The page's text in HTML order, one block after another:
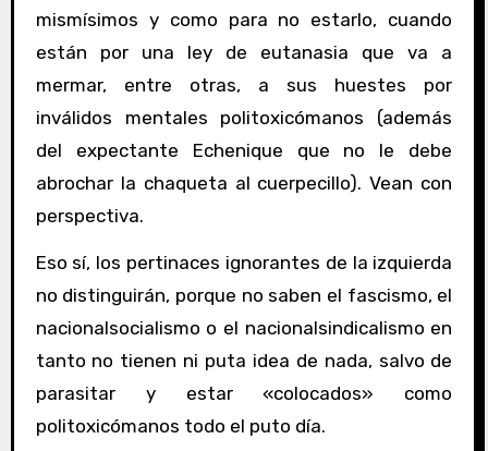
mismísimos y como para no estarlo, cuando
están por una ley de eutanasia que va a
mermar, entre otras, a sus huestes por
inválidos mentales politoxicómanos (además
del expectante Echenique que no le debe
abrochar la chaqueta al cuerpecillo). Vean con
perspectiva.
Eso sí, los pertinaces ignorantes de la izquierda
no distinguirán, porque no saben el fascismo, el
nacionalsocialismo o el nacionalsindicalismo en
tanto no tienen ni puta idea de nada, salvo de
parasitar y estar «colocados» como
politoxicómanos todo el puto día.